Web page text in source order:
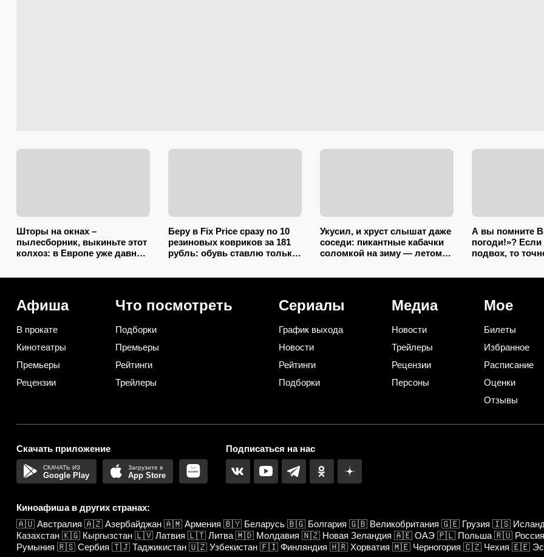
Шторы на окнах –
пылесборник, выкиньте этот
колхоз: в Европе уже давно
Беру в Fix Price сразу по 10
резиновых ковриков за 181
рубль: обувь ставлю только
Укусил, и хруст слышат даже
соседи: пикантные кабачки
соломкой на зиму — летом
А вы помните
погоди!»?
подвох, то
Афиша
В прокате
Кинотеатры
Премьеры
Рецензии
Что посмотреть
Подборки
Премьеры
Рейтинги
Трейлеры
Сериалы
График выхода
Новости
Рейтинги
Подборки
Медиа
Новости
Трейлеры
Рецензии
Персоны
Мое
Билеты
Избранное
Расписание
Оценки
Отзывы
Скачать приложение
Google Play App Store
Подписаться на нас
Киноафиша в других странах:
🇦🇺 Австралия 🇦🇿 Азербайджан 🇦🇲 Армения 🇧🇾 Беларусь 🇧🇬 Болгария 🇬🇧 Великобритания 🇬🇪 Грузия 🇮🇸
Казахстан 🇰🇬 Кыргызстан 🇱🇻 Латвия 🇱🇹 Литва 🇲🇩 Молдавия 🇳🇿 Новая Зеландия 🇦🇪 ОАЭ 🇵🇱 Польша 🇷🇺 Россия
Румыния 🇷🇸 Сербия 🇹🇯 Таджикистан 🇺🇿 Узбекистан 🇫🇮 Финляндия 🇭🇷 Хорватия 🇲🇪 Черногория 🇨🇿 Чехия 🇪🇪